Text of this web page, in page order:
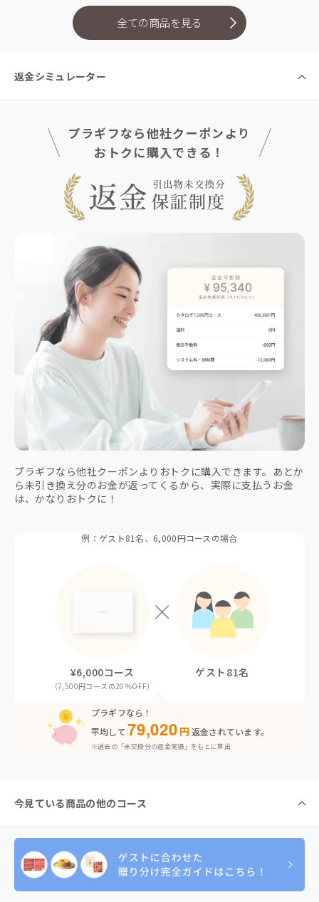
全ての商品を見る
返金シミュレーター
プラギフなら他社クーポンより
おトクに購入できる！
プラギフなら他社クーポンよりおトクに購入できます。あとか
ら未引き換え分のお金が返ってくるから、実際に支払うお金
は、かなりおトクに！
例：ゲスト81名、6,000円コースの場合
¥6,000コース
（7,500円コースの20％OFF）
ゲスト81名
プラギフなら！
平均して 79,020 円 返金されています。
※過去の「未交換分の返金実績」をもとに算出
今見ている商品の他のコース